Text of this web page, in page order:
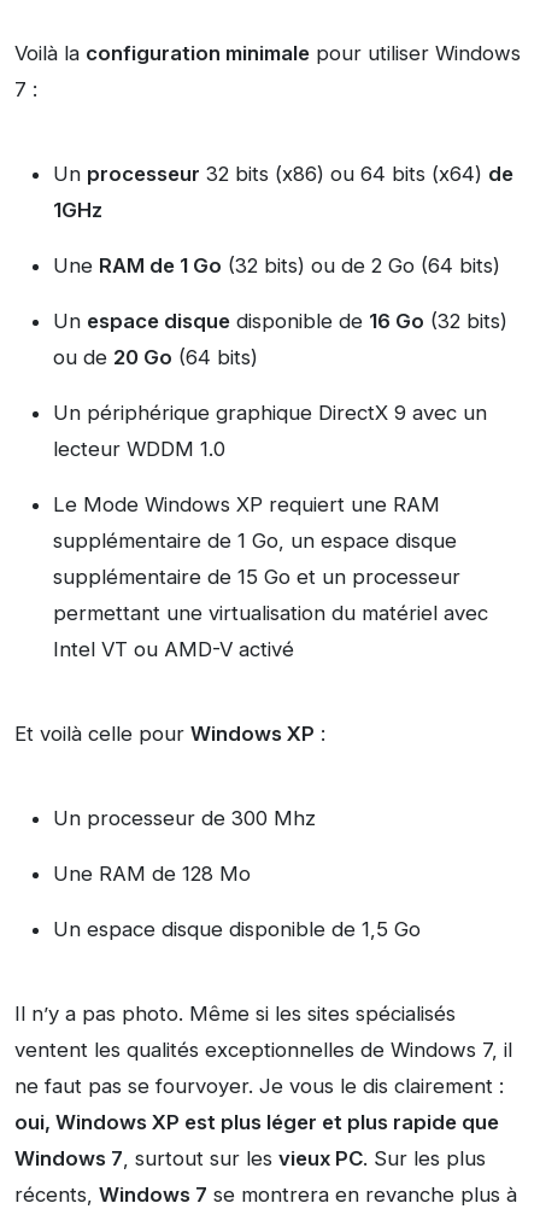
Voilà la configuration minimale pour utiliser Windows
7 :
Un processeur 32 bits (x86) ou 64 bits (x64) de
1GHz
Une RAM de 1 Go (32 bits) ou de 2 Go (64 bits)
Un espace disque disponible de 16 Go (32 bits)
ou de 20 Go (64 bits)
Un périphérique graphique DirectX 9 avec un
lecteur WDDM 1.0
Le Mode Windows XP requiert une RAM
supplémentaire de 1 Go, un espace disque
supplémentaire de 15 Go et un processeur
permettant une virtualisation du matériel avec
Intel VT ou AMD-V activé
Et voilà celle pour Windows XP :
Un processeur de 300 Mhz
Une RAM de 128 Mo
Un espace disque disponible de 1,5 Go
Il n’y a pas photo. Même si les sites spécialisés
ventent les qualités exceptionnelles de Windows 7, il
ne faut pas se fourvoyer. Je vous le dis clairement :
oui, Windows XP est plus léger et plus rapide que
Windows 7, surtout sur les vieux PC. Sur les plus
récents, Windows 7 se montrera en revanche plus à